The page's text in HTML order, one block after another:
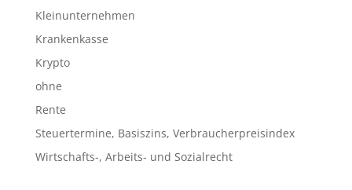
Kleinunternehmen
Krankenkasse
Krypto
ohne
Rente
Steuertermine, Basiszins, Verbraucherpreisindex
Wirtschafts-, Arbeits- und Sozialrecht